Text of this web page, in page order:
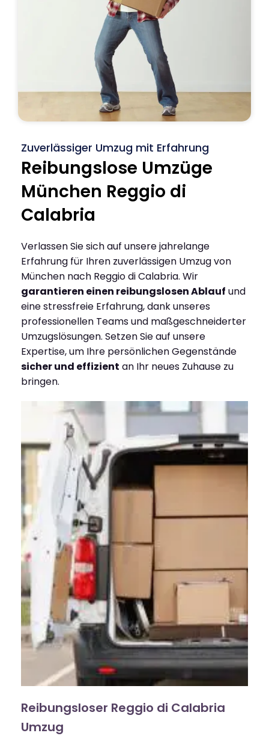
Zuverlässiger Umzug mit Erfahrung
Reibungslose Umzüge
München Reggio di
Calabria
Verlassen Sie sich auf unsere jahrelange
Erfahrung für Ihren zuverlässigen Umzug von
München nach Reggio di Calabria. Wir
garantieren einen reibungslosen Ablauf und
eine stressfreie Erfahrung, dank unseres
professionellen Teams und maßgeschneiderter
Umzugslösungen. Setzen Sie auf unsere
Expertise, um Ihre persönlichen Gegenstände
sicher und effizient an Ihr neues Zuhause zu
bringen.
Reibungsloser Reggio di Calabria
Umzug